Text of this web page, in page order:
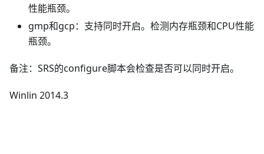
性能瓶颈。
gmp和gcp：支持同时开启。检测内存瓶颈和CPU性能
瓶颈。
备注：SRS的configure脚本会检查是否可以同时开启。
Winlin 2014.3